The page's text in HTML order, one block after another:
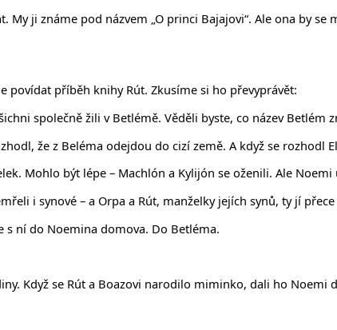
ji známe pod názvem „O princi Bajajovi“. Ale ona by
povídat příběh knihy Rút. Zkusíme si ho převyprávět:
společně žili v Betlémě. Věděli byste, co název Betlém
že z Beléma odejdou do cizí země. A když se rozhodl
Mohlo být lépe – Machlón a Kylijón se oženili. Ale
i synové – a Orpa a Rút, manželky jejích synů, ty jí
s ní do Noemina domova. Do Betléma.
Když se Rút a Boazovi narodilo miminko, dali ho Noemi